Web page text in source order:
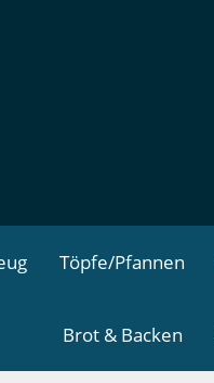
Töpfe/Pfannen
Brot & Backen